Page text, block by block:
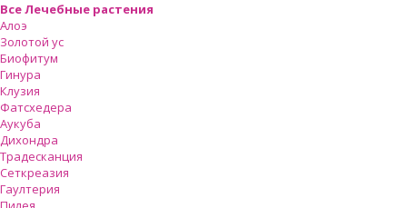
Все Лечебные растения
Алоэ
Золотой ус
Биофитум
Гинура
Клузия
Фатсхедера
Аукуба
Дихондра
Традесканция
Сеткреазия
Гаултерия